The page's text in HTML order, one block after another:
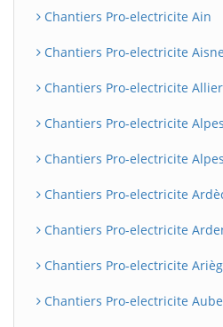
Chantiers Pro-electricite Ain
Chantiers Pro-electricite Aisne
Chantiers Pro-electricite Allier
Chantiers Pro-electricite
Chantiers Pro-electricite
Chantiers Pro-electricite
Chantiers Pro-electricite
Chantiers Pro-electricite
Chantiers Pro-electricite Aube